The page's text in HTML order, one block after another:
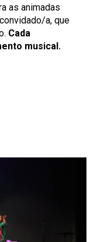
as animadas
a, que
Cada
musical.